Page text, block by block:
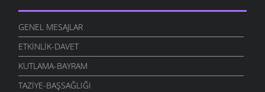
GENEL MESAJLAR
ETKINLIK-DAVET
KUTLAMA-BAYRAM
TAZIYE-BAŞSAĞLIĞI